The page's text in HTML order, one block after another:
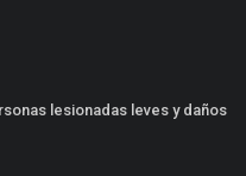
lesionadas leves y daños